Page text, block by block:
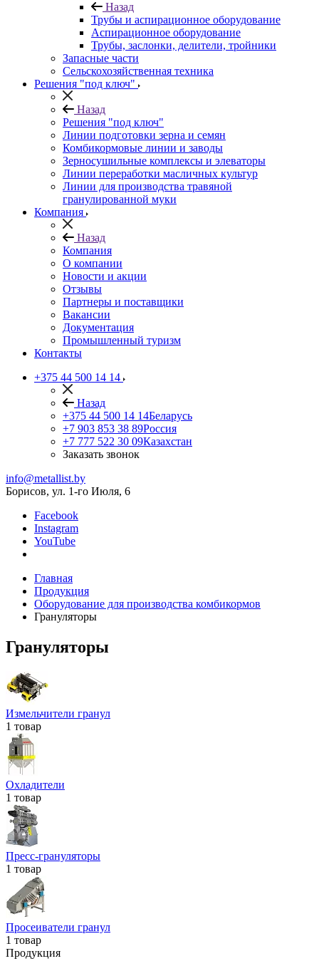
Назад
Трубы и аспирационное оборудование
Аспирационное оборудование
Трубы, заслонки, делители, тройники
Запасные части
Сельскохозяйственная техника
Решения "под ключ"
Назад
Решения "под ключ"
Линии подготовки зерна и семян
Комбикормовые линии и заводы
Зерносушильные комплексы и элеваторы
Линии переработки масличных культур
Линии для производства травяной
гранулированной муки
Компания
Назад
Компания
О компании
Новости и акции
Отзывы
Партнеры и поставщики
Вакансии
Документация
Промышленный туризм
Контакты
+375 44 500 14 14
Назад
+375 44 500 14 14Беларусь
+7 903 853 38 89Россия
+7 777 522 30 09Казахстан
Заказать звонок
info@metallist.by
Борисов, ул. 1-го Июля, 6
Facebook
Instagram
YouTube
Главная
Продукция
Оборудование для производства комбикормов
Грануляторы
Грануляторы
Измельчители гранул
1 товар
Охладители
1 товар
Пресс-грануляторы
1 товар
Просеиватели гранул
1 товар
Продукция